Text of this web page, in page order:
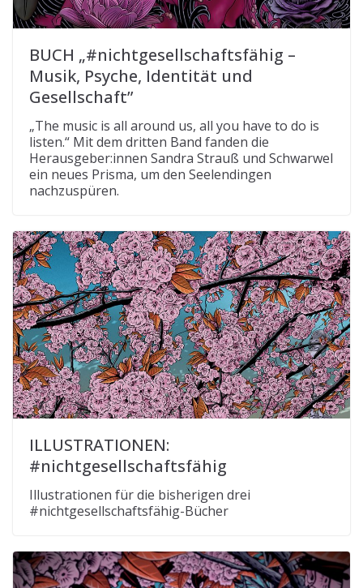
BUCH „#nichtgesellschaftsfähig –
Musik, Psyche, Identität und
Gesellschaft”
„The music is all around us, all you have to do is
listen.“ Mit dem dritten Band fanden die
Herausgeber:innen Sandra Strauß und Schwarwel
ein neues Prisma, um den Seelendingen
nachzuspüren.
ILLUSTRATIONEN:
#nichtgesellschaftsfähig
Illustrationen für die bisherigen drei
#nichtgesellschaftsfähig-Bücher